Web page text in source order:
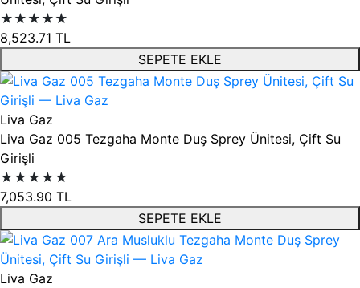
★★★★★
8,523.71 TL
SEPETE EKLE
Liva Gaz
Liva Gaz 005 Tezgaha Monte Duş Sprey Ünitesi, Çift Su
Girişli
★★★★★
7,053.90 TL
SEPETE EKLE
Liva Gaz